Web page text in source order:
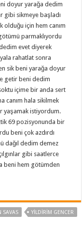
doyur yarağa dedim
gibi sikmeye başladı
olduğu için hem canım
parmaklıyordu
evet diyerek
yala rahatlat sonra
sik beni yarağa doyur
getir beni dedim
içime bir anda sert
canım hala sikilmek
yaşamak istiyordum.
69 pozisyonunda bir
beni çok azdırdı
dağıl dedim demez
gibi saatlerce
beni hem götümden
SAVAS
YILDIRIM GENCER